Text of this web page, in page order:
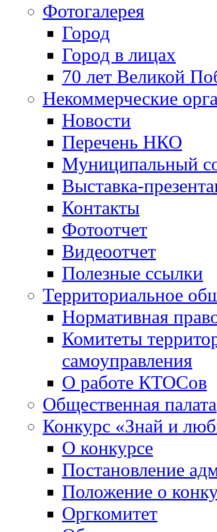
Фотогалерея
Город
Город в лицах
70 лет Великой
Некоммерческие
Новости
Перечень НКО
Муниципальный
Выставка-
Контакты
Фотоотчет
Видеоотчет
Полезные ссылки
Территориальное
Нормативная
Комитеты
самоуправления
О работе КТОСов
Общественная палата
Конкурс «Знай и
О конкурсе
Постановление
Положение о
Оргкомитет